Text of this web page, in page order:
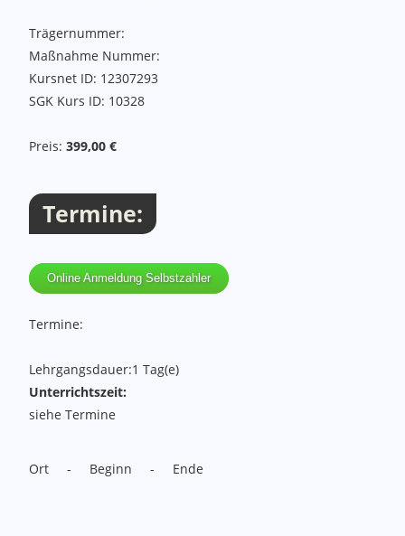
Trägernummer:
Maßnahme Nummer:
Kursnet ID: 12307293
SGK Kurs ID: 10328
Preis: 399,00 €
Termine:
Online Anmeldung Selbstzahler
Termine:
Lehrgangsdauer:1 Tag(e)
Unterrichtszeit:
siehe Termine
Ort - Beginn - Ende